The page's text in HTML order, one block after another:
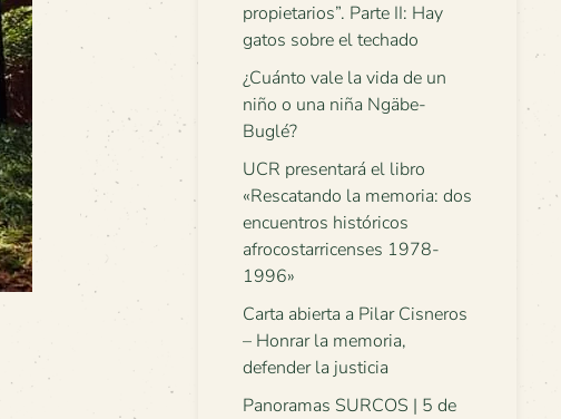
propietarios”. Parte II: Hay
gatos sobre el techado
¿Cuánto vale la vida de un
niño o una niña Ngäbe-
Buglé?
UCR presentará el libro
«Rescatando la memoria: dos
encuentros históricos
afrocostarricenses 1978-
1996»
Carta abierta a Pilar Cisneros
– Honrar la memoria,
defender la justicia
Panoramas SURCOS | 5 de